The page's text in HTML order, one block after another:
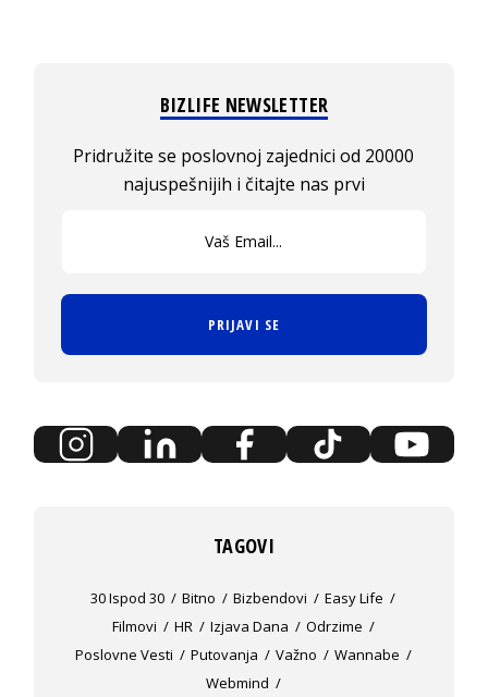
BIZLIFE NEWSLETTER
Pridružite se poslovnoj zajednici od 20000
najuspešnijih i čitajte nas prvi
PRIJAVI SE
TAGOVI
30 Ispod 30 Bitno Bizbendovi
Easy Life
Filmovi
HR Izjava Dana
Odrzime
Poslovne Vesti
Putovanja Važno
Wannabe
Webmind